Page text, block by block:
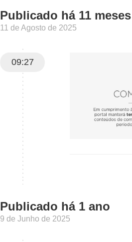
Publicado há 11 meses
11 de Agosto de 2025
09:27
Publicado há 1 ano
9 de Junho de 2025